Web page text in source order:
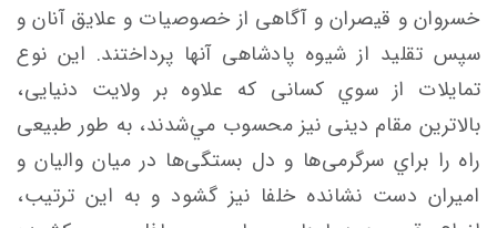
خسروان و قيصران و آگاهی از خصوصيات و علايق آنان و
سپس تقليد از شيوه‌ پادشاهی آنها پرداختند. اين نوع
تمايلات از سوي كسانی كه علاوه بر ولايت دنيايی،
بالاترين مقام دينی نيز محسوب مي‌شدند، به طور طبيعی
راه را براي سرگرمی‌ها و دل بستگی‌ها در ميان واليان و
اميران دست نشانده‌ خلفا نيز گشود و به اين ترتيب،